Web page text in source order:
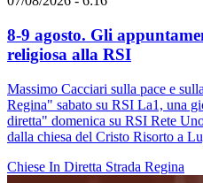
8-9 agosto. Gli
religiosa alla RSI
Massimo Cacciari sulla pace e
Regina" sabato su RSI La1, una
diretta" domenica su RSI Rete
dalla chiesa del Cristo Risorto a
Chiese In Diretta Strada Regina